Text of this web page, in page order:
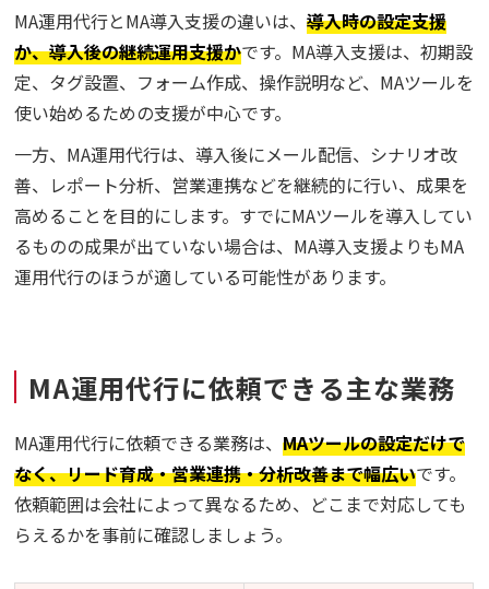
MA運用代行とMA導入支援の違いは、導入時の設定支援
か、導入後の継続運用支援かです。MA導入支援は、初期設
定、タグ設置、フォーム作成、操作説明など、MAツールを
使い始めるための支援が中心です。
一方、MA運用代行は、導入後にメール配信、シナリオ改
善、レポート分析、営業連携などを継続的に行い、成果を
高めることを目的にします。すでにMAツールを導入してい
るものの成果が出ていない場合は、MA導入支援よりもMA
運用代行のほうが適している可能性があります。
MA運用代行に依頼できる主な業務
MA運用代行に依頼できる業務は、MAツールの設定だけで
なく、リード育成・営業連携・分析改善まで幅広いです。
依頼範囲は会社によって異なるため、どこまで対応しても
らえるかを事前に確認しましょう。